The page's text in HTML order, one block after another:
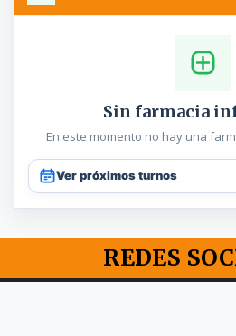
Sin farmacia
En este momento no hay una
Ver próximos turnos
REDES